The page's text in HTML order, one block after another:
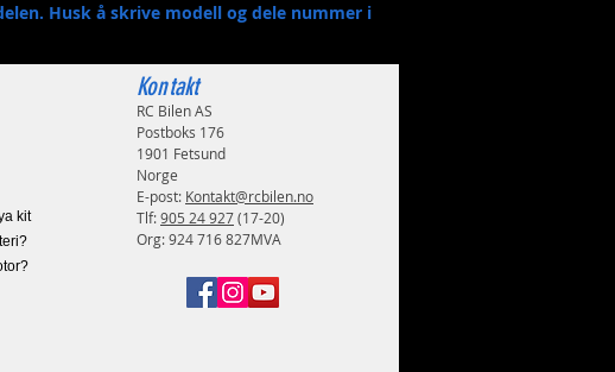
Husk å skrive modell og dele nummer i
kit
Kontakt
RC Bilen AS
Postboks 176
1901 Fetsund
Norge
E-post: Kontakt@rcbilen.no
Tlf:905 24 927(17-20)
Org: 924 716 827MVA